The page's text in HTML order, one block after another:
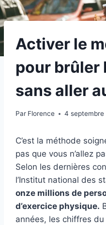
Activer le
pour brûler
sans aller
Par Florence 4 septembre
C’est la méthode
pas que vous n’allez
Selon les dernières
l’Institut national des
onze millions de
d’exercice physique.
années, les chiffres